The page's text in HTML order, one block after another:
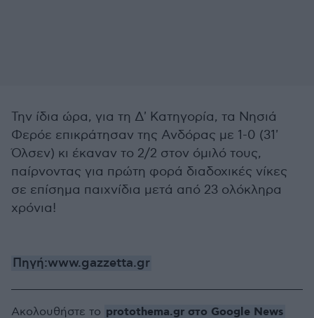
Την ίδια ώρα, για τη Δ' Κατηγορία, τα Νησιά
Φερόε επικράτησαν της Ανδόρας με 1-0 (31'
Όλσεν) κι έκαναν το 2/2 στον όμιλό τους,
παίρνοντας για πρώτη φορά διαδοχικές νίκες
σε επίσημα παιχνίδια μετά από 23 ολόκληρα
χρόνια!
Πηγή:www.gazzetta.gr
Ακολουθήστε το protothema.gr στο Google News